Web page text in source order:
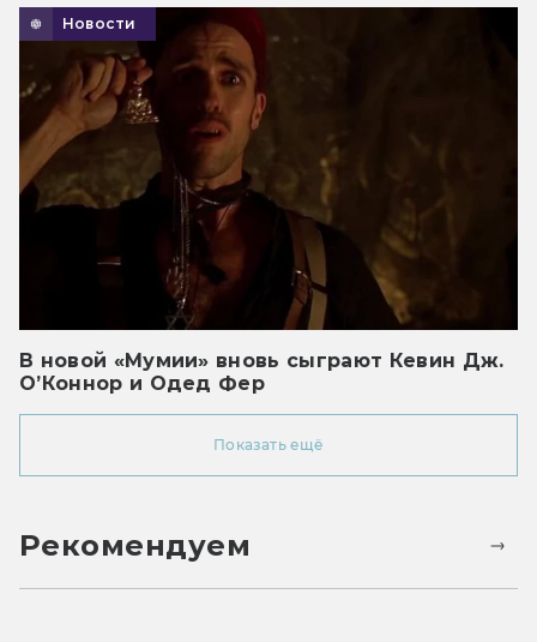
Новости
В новой «Мумии» вновь сыграют Кевин Дж.
О’Коннор и Одед Фер
Показать ещё
Рекомендуем